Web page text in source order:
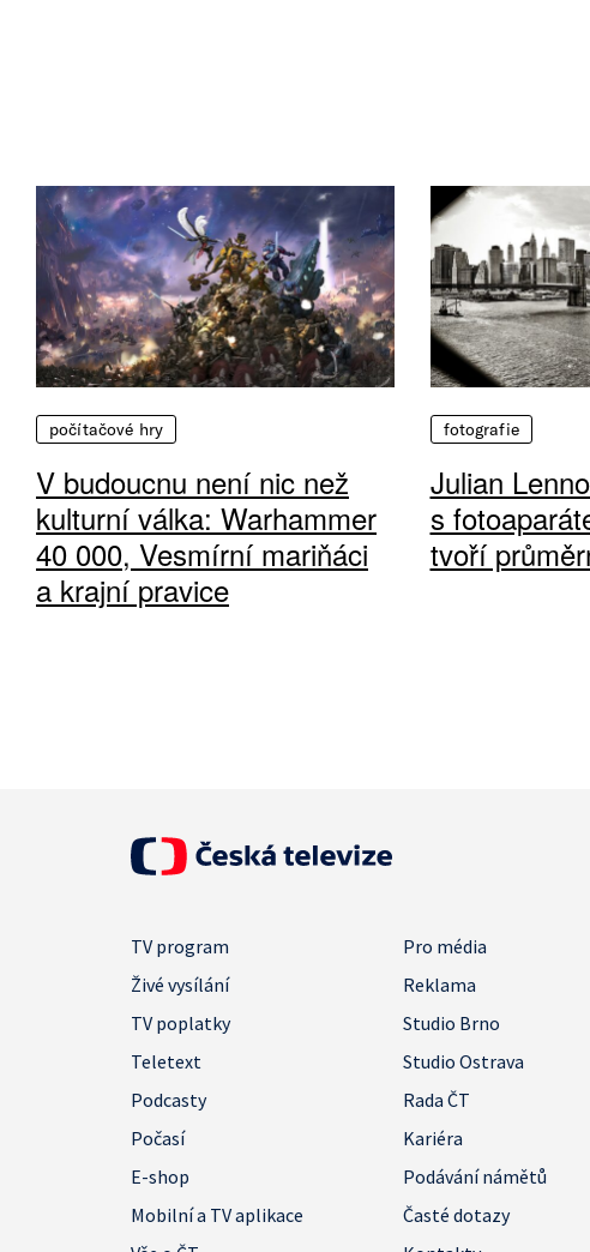
počítačové hry
V budoucnu není nic než
kulturní válka: Warhammer
40 000, Vesmírní mariňáci
a krajní pravice
fotografie
Julian
s
tvoří
TV program
Pro média
Živé vysílání
Reklama
TV poplatky
Studio Brno
Teletext
Studio Ostrava
Podcasty
Rada ČT
Počasí
Kariéra
E-shop
Podávání námětů
Mobilní a TV aplikace
Časté dotazy